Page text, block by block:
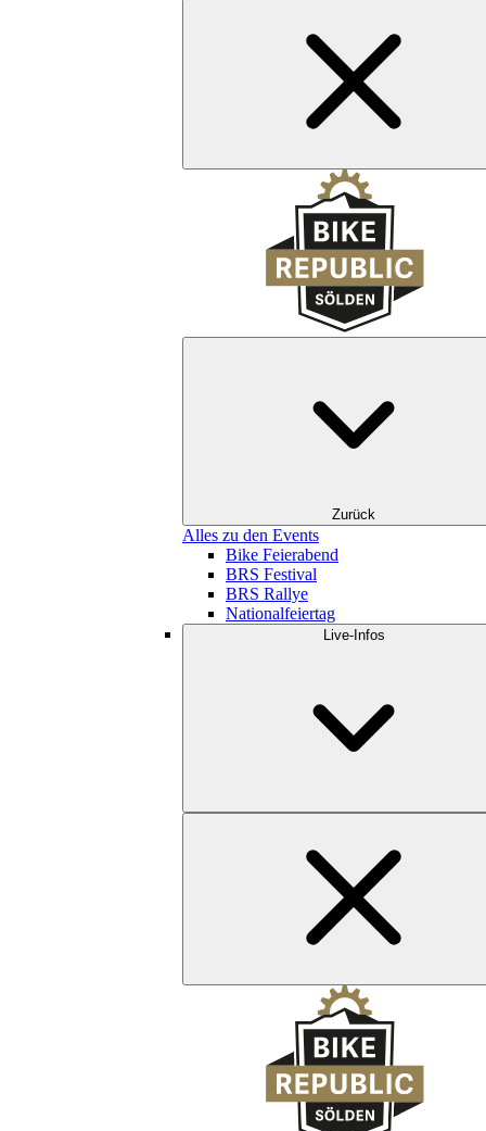
Zurück
Alles zu den Events
Bike Feierabend
BRS Festival
BRS Rallye
Nationalfeiertag
Live-Infos